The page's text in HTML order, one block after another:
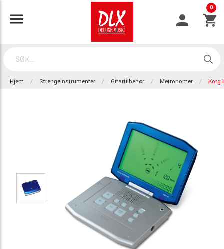
0
Hjem Strengeinstrumenter Gitartilbehør Metronomer Korg